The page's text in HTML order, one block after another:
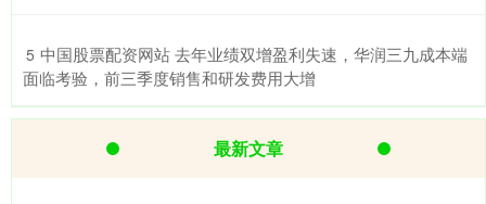
5 ​中国股票配资网站 去年业绩双增盈利失速，华润三九成本端
面临考验，前三季度销售和研发费用大增
最新文章